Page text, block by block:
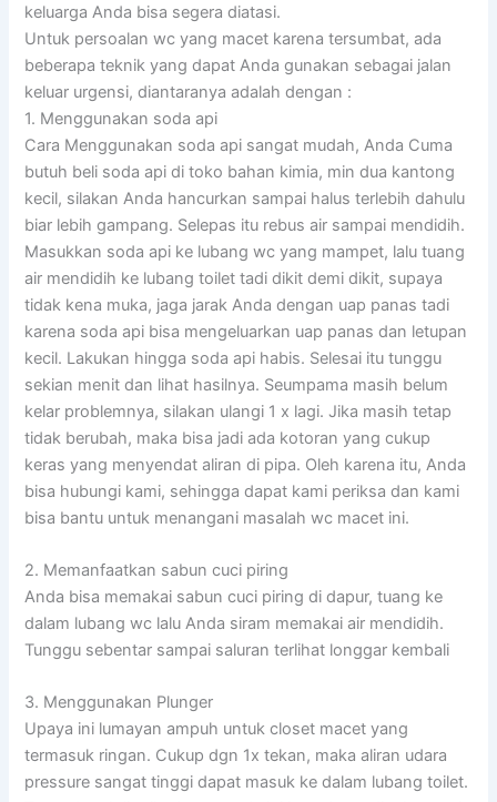
keluarga Anda bisa segera diatasi.
Untuk persoalan wc yang macet karena tersumbat, ada
beberapa teknik yang dapat Anda gunakan sebagai jalan
keluar urgensi, diantaranya adalah dengan :
1. Menggunakan soda api
Cara Menggunakan soda api sangat mudah, Anda Cuma
butuh beli soda api di toko bahan kimia, min dua kantong
kecil, silakan Anda hancurkan sampai halus terlebih dahulu
biar lebih gampang. Selepas itu rebus air sampai mendidih.
Masukkan soda api ke lubang wc yang mampet, lalu tuang
air mendidih ke lubang toilet tadi dikit demi dikit, supaya
tidak kena muka, jaga jarak Anda dengan uap panas tadi
karena soda api bisa mengeluarkan uap panas dan letupan
kecil. Lakukan hingga soda api habis. Selesai itu tunggu
sekian menit dan lihat hasilnya. Seumpama masih belum
kelar problemnya, silakan ulangi 1 x lagi. Jika masih tetap
tidak berubah, maka bisa jadi ada kotoran yang cukup
keras yang menyendat aliran di pipa. Oleh karena itu, Anda
bisa hubungi kami, sehingga dapat kami periksa dan kami
bisa bantu untuk menangani masalah wc macet ini.
2. Memanfaatkan sabun cuci piring
Anda bisa memakai sabun cuci piring di dapur, tuang ke
dalam lubang wc lalu Anda siram memakai air mendidih.
Tunggu sebentar sampai saluran terlihat longgar kembali
3. Menggunakan Plunger
Upaya ini lumayan ampuh untuk closet macet yang
termasuk ringan. Cukup dgn 1x tekan, maka aliran udara
pressure sangat tinggi dapat masuk ke dalam lubang toilet.